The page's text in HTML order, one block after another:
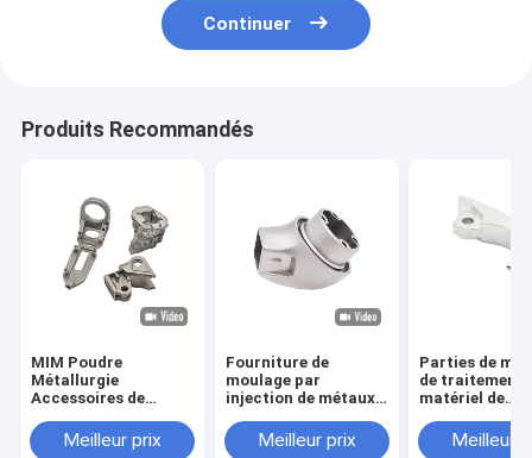
Continuer
Produits Recommandés
MIM Poudre
Métallurgie
Accessoires de
Pièces de précision
en acier inoxydable
Meilleur prix
Fourniture de
moulage par
injection de métaux
de métallurgie des
poudres accessoires
Meilleur prix
Parties de
de traitement
matériel de
acierMeilleur